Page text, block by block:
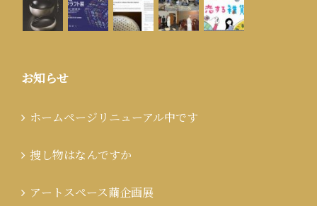
お知らせ
ホームページリニューアル中です
捜し物はなんですか
アートスペース繭企画展